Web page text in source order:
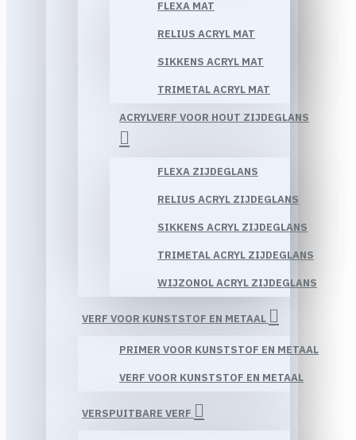
FLEXA MAT
RELIUS ACRYL MAT
SIKKENS ACRYL MAT
TRIMETAL ACRYL MAT
ACRYLVERF VOOR HOUT ZIJDEGLANS
FLEXA ZIJDEGLANS
RELIUS ACRYL ZIJDEGLANS
SIKKENS ACRYL ZIJDEGLANS
TRIMETAL ACRYL ZIJDEGLANS
WIJZONOL ACRYL ZIJDEGLANS
VERF VOOR KUNSTSTOF EN METAAL
PRIMER VOOR KUNSTSTOF EN METAAL
VERF VOOR KUNSTSTOF EN METAAL
VERSPUITBARE VERF